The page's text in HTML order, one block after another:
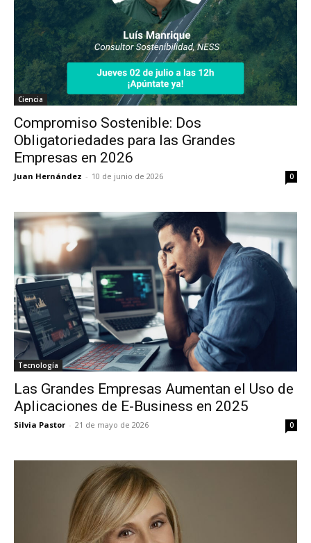
Ciencia
Compromiso Sostenible: Dos
Obligatoriedades para las Grandes
Empresas en 2026
Juan Hernández - 10 de junio de 2026 0
Tecnología
Las Grandes Empresas Aumentan el Uso de
Aplicaciones de E-Business en 2025
Silvia Pastor - 21 de mayo de 2026 0